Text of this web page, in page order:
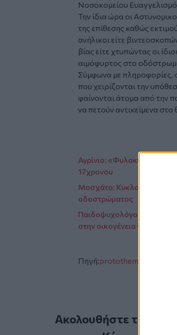
Νοσοκομείου
Την ίδια ώρα οι
της επίθεσης καθώς
ανήλικοι είτε
βίας είτε χτυπώντας οι
αιμόφυρτος στο
Σύμφωνα με πληροφορίες,
που χειρίζονται την
φαίνονται άτομα από την
να πετούν αντικείμενα
Αγρίνιο: «Φυλακίστε τον
17χρονου
Μοσχάτο: Κυκλοφοριακά
οδοστρώματος
Παιδοψυχολόγος για τη
στην οικογένεια γεννά τη βία
Πηγή:protothema.gr
Ακολουθήστε το